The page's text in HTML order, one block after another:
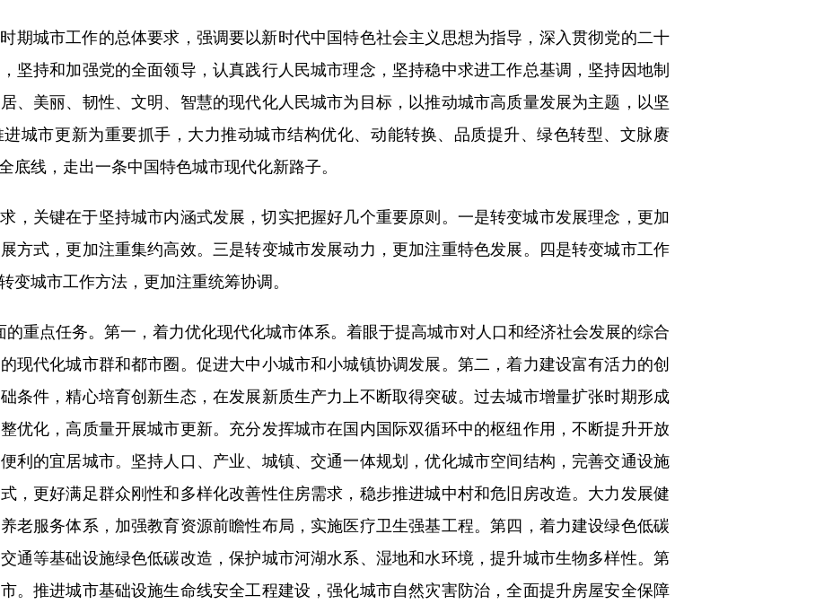
城市工作的总体要求，强调要以新时代中国特色社会主义思想为指导，深入贯彻党的二十
坚持和加强党的全面领导，认真践行人民城市理念，坚持稳中求进工作总基调，坚持因地制
、美丽、韧性、文明、智慧的现代化人民城市为目标，以推动城市高质量发展为主题，以坚
城市更新为重要抓手，大力推动城市结构优化、动能转换、品质提升、绿色转型、文脉赓
底线，走出一条中国特色城市现代化新路子。
关键在于坚持城市内涵式发展，切实把握好几个重要原则。一是转变城市发展理念，更加
方式，更加注重集约高效。三是转变城市发展动力，更加注重特色发展。四是转变城市工作
变城市工作方法，更加注重统筹协调。
点任务。第一，着力优化现代化城市体系。着眼于提高城市对人口和经济社会发展的综合
现代化城市群和都市圈。促进大中小城市和小城镇协调发展。第二，着力建设富有活力的创
条件，精心培育创新生态，在发展新质生产力上不断取得突破。过去城市增量扩张时期形成
优化，高质量开展城市更新。充分发挥城市在国内国际双循环中的枢纽作用，不断提升开放
利的宜居城市。坚持人口、产业、城镇、交通一体规划，优化城市空间结构，完善交通设施
，更好满足群众刚性和多样化改善性住房需求，稳步推进城中村和危旧房改造。大力发展健
老服务体系，加强教育资源前瞻性布局，实施医疗卫生强基工程。第四，着力建设绿色低碳
通等基础设施绿色低碳改造，保护城市河湖水系、湿地和水环境，提升城市生物多样性。第
。推进城市基础设施生命线安全工程建设，强化城市自然灾害防治，全面提升房屋安全保障